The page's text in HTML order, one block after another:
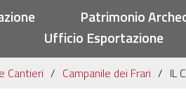
Patrimonio
Ufficio Esportazione
Cantieri Campanile dei Frari IL